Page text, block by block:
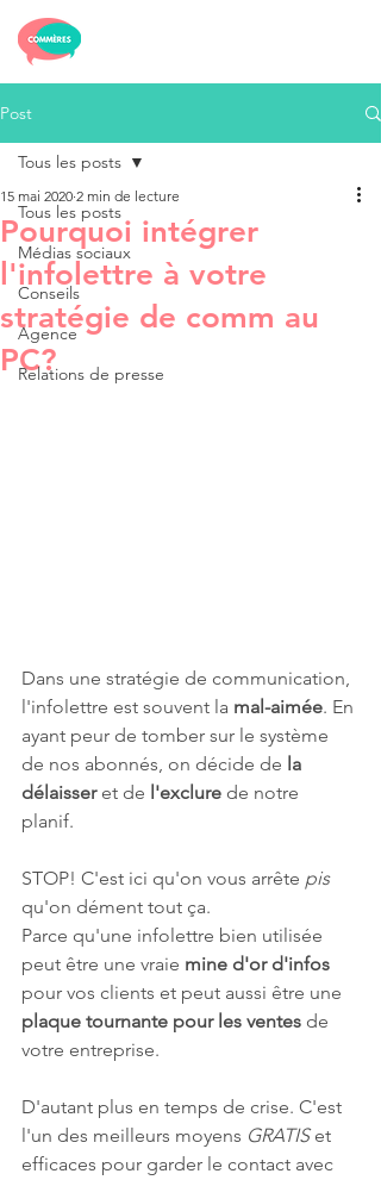
Post
Tous les posts
Médias sociaux
Conseils
Agence
Relations de presse
Tous les posts
Pourquoi intégrer
l'infolettre à votre
stratégie de comm au
PC?
15 mai 2020 2 min de lecture
Dans une stratégie de communication,
l'infolettre est souvent la mal-aimée. En
ayant peur de tomber sur le système
de nos abonnés, on décide de la
délaisser et de l'exclure de notre
planif.
STOP! C'est ici qu'on vous arrête pis
qu'on dément tout ça.
Parce qu'une infolettre bien utilisée
peut être une vraie mine d'or d'infos
pour vos clients et peut aussi être une
plaque tournante pour les ventes de
votre entreprise.
D'autant plus en temps de crise. C'est
l'un des meilleurs moyens GRATIS et
efficaces pour garder le contact avec